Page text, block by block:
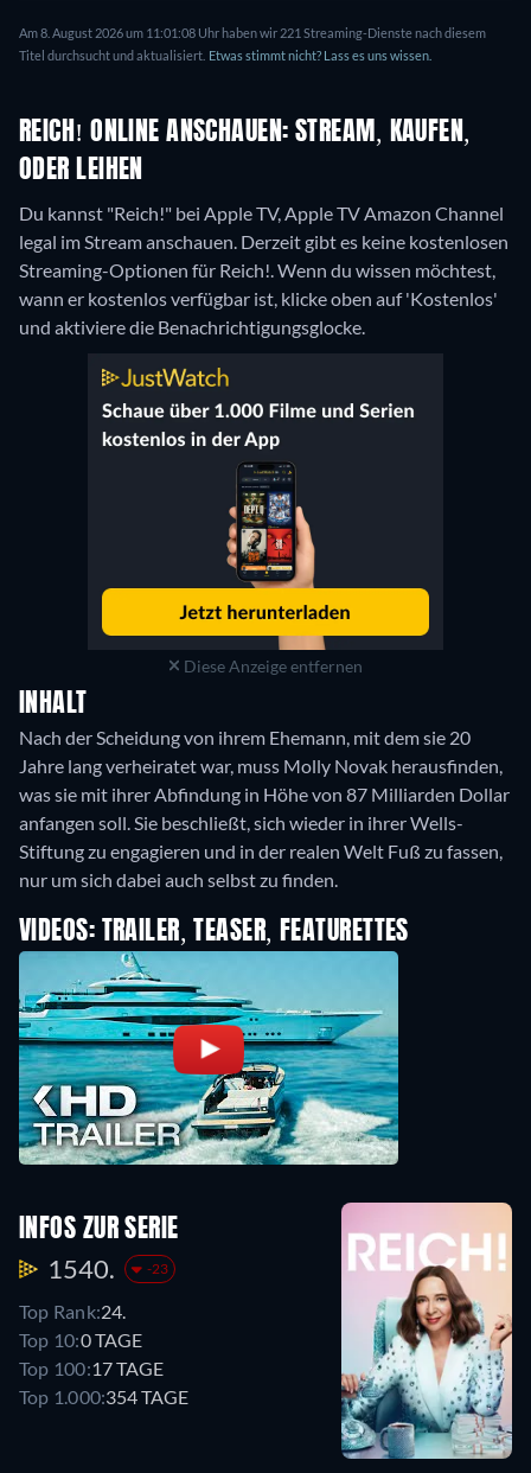
Am 8. August 2026 um 11:01:08 Uhr haben wir 221 Streaming-Dienste nach diesem
Titel durchsucht und aktualisiert. Etwas stimmt nicht? Lass es uns wissen.
REICH! ONLINE ANSCHAUEN: STREAM, KAUFEN,
ODER LEIHEN
Du kannst "Reich!" bei Apple TV, Apple TV Amazon Channel
legal im Stream anschauen. Derzeit gibt es keine kostenlosen
Streaming-Optionen für Reich!. Wenn du wissen möchtest,
wann er kostenlos verfügbar ist, klicke oben auf 'Kostenlos'
und aktiviere die Benachrichtigungsglocke.
Diese Anzeige entfernen
INHALT
Nach der Scheidung von ihrem Ehemann, mit dem sie 20
Jahre lang verheiratet war, muss Molly Novak herausfinden,
was sie mit ihrer Abfindung in Höhe von 87 Milliarden Dollar
anfangen soll. Sie beschließt, sich wieder in ihrer Wells-
Stiftung zu engagieren und in der realen Welt Fuß zu fassen,
nur um sich dabei auch selbst zu finden.
VIDEOS: TRAILER, TEASER, FEATURETTES
INFOS ZUR SERIE
1540. -23
Top Rank:24.
Top 10:0 TAGE
Top 100:17 TAGE
Top 1.000:354 TAGE